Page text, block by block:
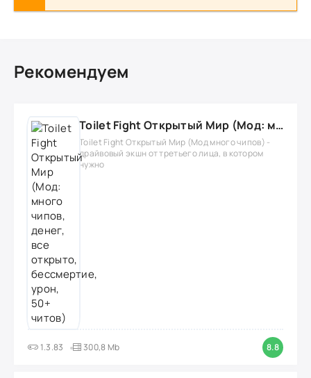
Рекомендуем
Toilet Fight Открытый Мир (Мод: много чипов, денег, все открыто, бессмертие, урон, 50+ читов)
Toilet Fight Открытый Мир (Мод много чипов) -
драйвовый экшн от третьего лица, в котором
нужно
1.3.83 300,8 Mb 8.8